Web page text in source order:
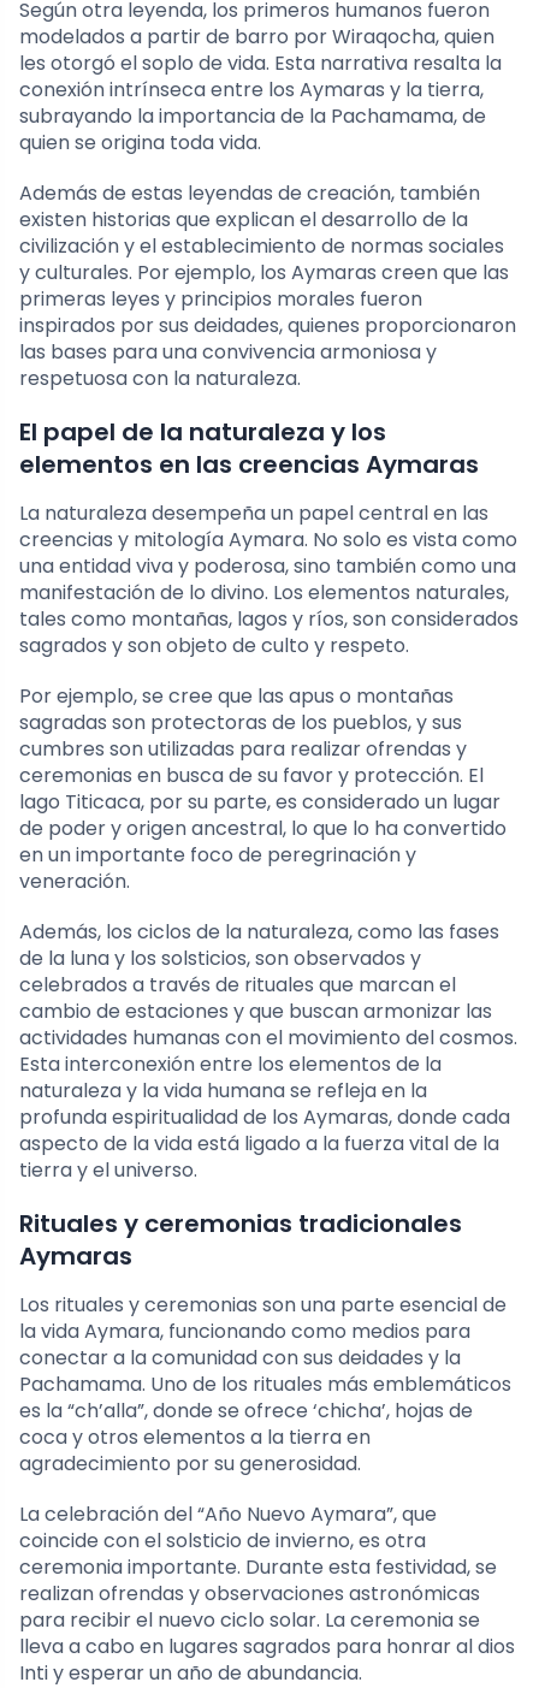
Según otra leyenda, los primeros humanos fueron
modelados a partir de barro por Wiraqocha, quien
les otorgó el soplo de vida. Esta narrativa resalta la
conexión intrínseca entre los Aymaras y la tierra,
subrayando la importancia de la Pachamama, de
quien se origina toda vida.
Además de estas leyendas de creación, también
existen historias que explican el desarrollo de la
civilización y el establecimiento de normas sociales
y culturales. Por ejemplo, los Aymaras creen que las
primeras leyes y principios morales fueron
inspirados por sus deidades, quienes proporcionaron
las bases para una convivencia armoniosa y
respetuosa con la naturaleza.
El papel de la naturaleza y los
elementos en las creencias Aymaras
La naturaleza desempeña un papel central en las
creencias y mitología Aymara. No solo es vista como
una entidad viva y poderosa, sino también como una
manifestación de lo divino. Los elementos naturales,
tales como montañas, lagos y ríos, son considerados
sagrados y son objeto de culto y respeto.
Por ejemplo, se cree que las apus o montañas
sagradas son protectoras de los pueblos, y sus
cumbres son utilizadas para realizar ofrendas y
ceremonias en busca de su favor y protección. El
lago Titicaca, por su parte, es considerado un lugar
de poder y origen ancestral, lo que lo ha convertido
en un importante foco de peregrinación y
veneración.
Además, los ciclos de la naturaleza, como las fases
de la luna y los solsticios, son observados y
celebrados a través de rituales que marcan el
cambio de estaciones y que buscan armonizar las
actividades humanas con el movimiento del cosmos.
Esta interconexión entre los elementos de la
naturaleza y la vida humana se refleja en la
profunda espiritualidad de los Aymaras, donde cada
aspecto de la vida está ligado a la fuerza vital de la
tierra y el universo.
Rituales y ceremonias tradicionales
Aymaras
Los rituales y ceremonias son una parte esencial de
la vida Aymara, funcionando como medios para
conectar a la comunidad con sus deidades y la
Pachamama. Uno de los rituales más emblemáticos
es la “ch’alla”, donde se ofrece ‘chicha’, hojas de
coca y otros elementos a la tierra en
agradecimiento por su generosidad.
La celebración del “Año Nuevo Aymara”, que
coincide con el solsticio de invierno, es otra
ceremonia importante. Durante esta festividad, se
realizan ofrendas y observaciones astronómicas
para recibir el nuevo ciclo solar. La ceremonia se
lleva a cabo en lugares sagrados para honrar al dios
Inti y esperar un año de abundancia.